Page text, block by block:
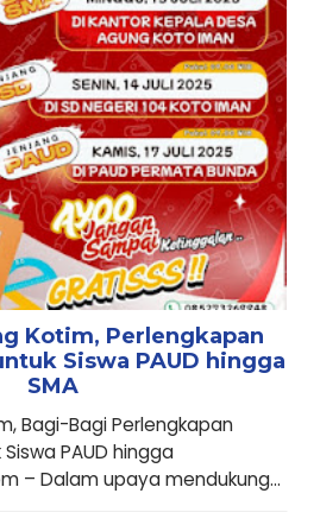
Kotim, Perlengkapan
Siswa PAUD hingga
SMA
Bagi-Bagi Perlengkapan
PAUD hingga
– Dalam upaya mendukung...